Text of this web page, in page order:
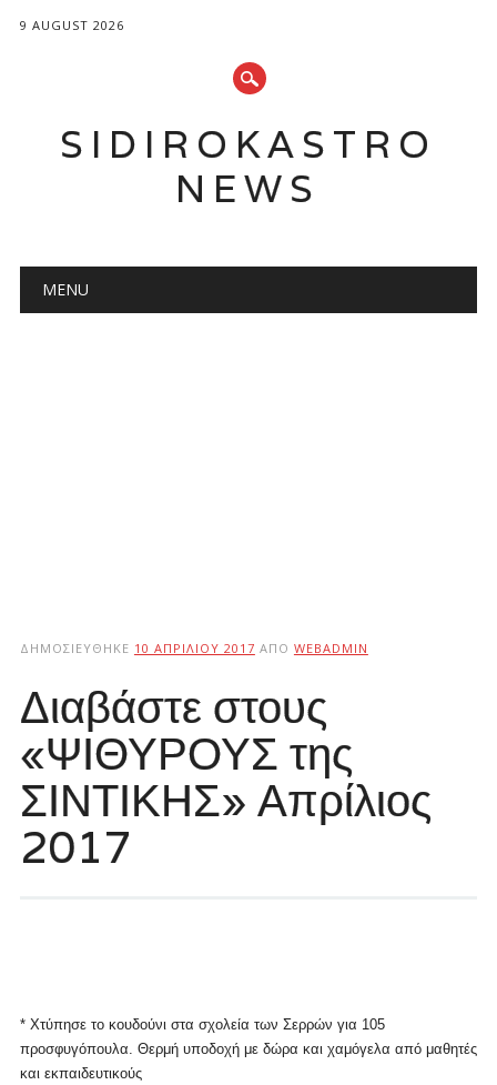
9 AUGUST 2026
SIDIROKASTRO
NEWS
Main menu
MENU
ΔΗΜΟΣΙΕΎΘΗΚΕ 10 ΑΠΡΙΛΊΟΥ 2017 ΑΠΌ WEBADMIN
Διαβάστε στους
«ΨΙΘΥΡΟΥΣ της
ΣΙΝΤΙΚΗΣ» Απρίλιος
2017
* Χτύπησε το κουδούνι στα σχολεία των Σερρών για 105
προσφυγόπουλα. Θερμή υποδοχή με δώρα και χαμόγελα από μαθητές
και εκπαιδευτικούς